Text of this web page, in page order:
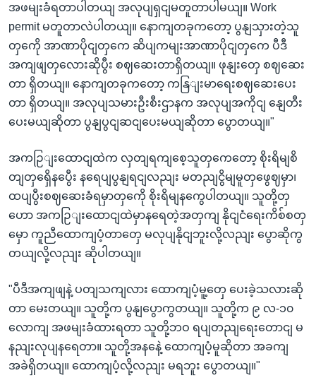
အဖမျးခံရတာပါတယျ အလုပျရှငျမတူတာပါမယျ။ Work
permit မတူတာလဲပါတယျ။ နောကျတခုကတော့ ပွနျသှားတဲ့သူ
တှကေို အာဏာပိုငျတှကေ ဆိပျကမျးအာဏာပိုငျတှကေ ပီဒီ
အကျဖျတှလေားဆိုပွီး စဈဆေးတာရှိတယျ။ ဖုနျးတှေ စဈဆေး
တာ ရှိတယျ။ နောကျတခုကတော့ ကနြျးမာရေးစဈဆေးပေး
တာ ရှိတယျ။ အလုပျသမားဦးစီးဌာနက အလုပျအကိုငျ နျေတီး
ပေးမယျဆိုတာ ပွနျပွငျဆငျပေးမယျဆိုတာ ပွောတယျ။"
အကဉြျးထောငျထဲက လှတျရကျစေ့သူတှကေတော့ စိုးရိမျစိ
တျတှရှေိနပွေီး နရေပျပွနျရငျလညျး မတညျငွိမျမူတှဖွေဈမှာ၊
ထပျပွီးစဈဆေးခံရမှာတှကေို စိုးရိမျနကွေပါတယျ။ သူတို့တှ
ဟော အကဉြျးထောငျထဲမှာနရေတဲ့အတှကျ နိုငျငံရေးကိစ်စတှ
မှော ကူညီထောကျပံ့တာတှေ မလုပျနိုငျဘူးလို့လညျး ပွောဆိုကွ
တယျလို့လညျး ဆိုပါတယျ။
"ပီဒီအကျဖျနဲ့ ပတျသကျလား ထောကျပံ့မူ့တှေ ပေးခဲ့သလားဆို
တာ မေးတယျ။ သူတို့က ပွနျပွောကွတယျ။ သူတို့က ၉ လ-၁၀
လောကျ အဖမျးခံထားရတာ သူတို့ဘဝ ရပျတညျရေးတောငျ မ
နညျးလုပျနရေတာ။ သူတို့အနနေဲ့ ထောကျပံ့မူဆိုတာ အခကျ
အခဲရှိတယျ။ ထောကျပံ့လို့လညျး မရဘူး ပွောတယျ။"